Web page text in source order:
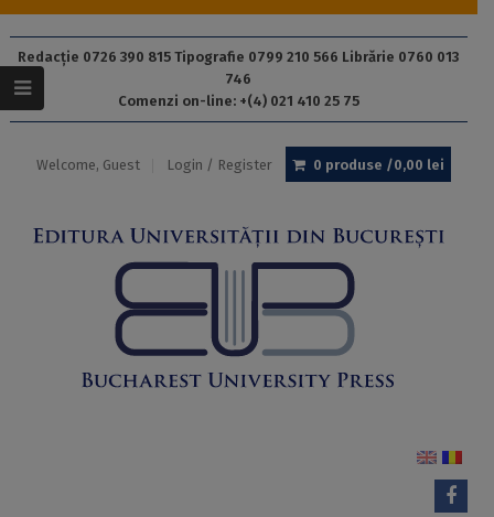
Redacție 0726 390 815 Tipografie 0799 210 566 Librărie 0760 013
746
Comenzi on-line: +(4) 021 410 25 75
Welcome, Guest Login / Register 0 produse /0,00 lei